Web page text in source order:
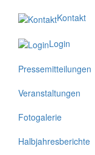
Kontakt
Login
Pressemitteilungen
Veranstaltungen
Fotogalerie
Halbjahresberichte